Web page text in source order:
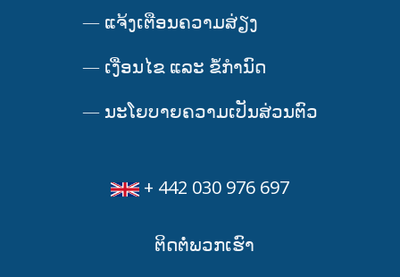
— ແຈ້ງເຕືອນຄວາມສ່ຽງ
— ເງື່ອນໄຂ ແລະ ຂໍ້ກໍານົດ
— ນະໂຍບາຍຄວາມເປັນສ່ວນຕົວ
+ 442 030 976 697
ຕິດຕໍ່ພວກເຮົາ